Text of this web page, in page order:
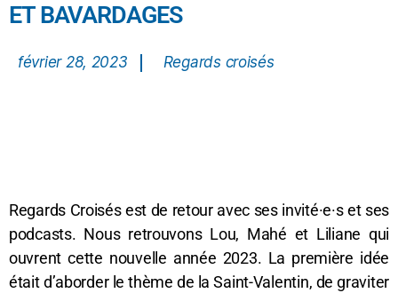
ET BAVARDAGES
février 28, 2023 Regards croisés
Regards Croisés est de retour avec ses invité·e·s et ses
podcasts. Nous retrouvons Lou, Mahé et Liliane qui
ouvrent cette nouvelle année 2023. La première idée
était d’aborder le thème de la Saint-Valentin, de graviter